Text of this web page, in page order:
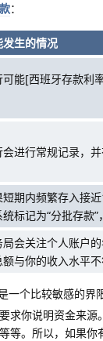
：
发生的情况
可能[西班牙存款利
进行常规记录，并
短期内频繁存入接
标记为“分批存款”
局会关注个人账户
与你的收入水平不
一个比较敏感的界
求你说明资金来源
等。所以，如果